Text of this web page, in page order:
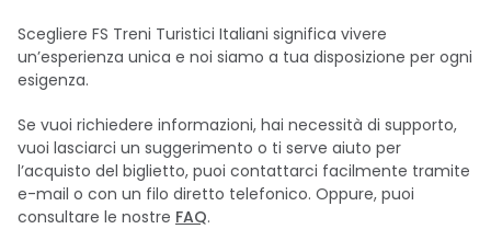
Scegliere FS Treni Turistici Italiani significa vivere
un’esperienza unica e noi siamo a tua disposizione per ogni
esigenza.
Se vuoi richiedere informazioni, hai necessità di supporto,
vuoi lasciarci un suggerimento o ti serve aiuto per
l’acquisto del biglietto, puoi contattarci facilmente tramite
e-mail o con un filo diretto telefonico. Oppure, puoi
consultare le nostre FAQ.